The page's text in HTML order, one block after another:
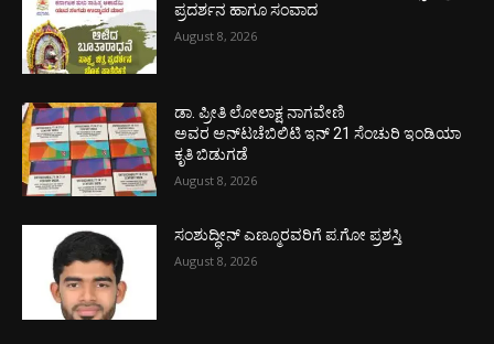
ಪ್ರದರ್ಶನ ಹಾಗೂ ಸಂವಾದ
August 8, 2026
ಡಾ. ಪ್ರೀತಿ ಲೋಲಾಕ್ಷ ನಾಗವೇಣಿ
ಅವರ ಅನ್‌ಟಚೆಬಿಲಿಟಿ ಇನ್ 21 ಸೆಂಚುರಿ ಇಂಡಿಯಾ
ಕೃತಿ ಬಿಡುಗಡೆ
August 8, 2026
ಸಂಶುದ್ಧೀನ್ ಎಣ್ಮೂರವರಿಗೆ ಪ.ಗೋ ಪ್ರಶಸ್ತಿ
August 8, 2026